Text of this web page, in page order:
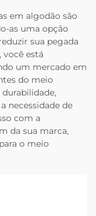
em algodão são
as uma opção
sua pegada
você está
um mercado em
do meio
necessidade de
com a
da sua marca,
o meio